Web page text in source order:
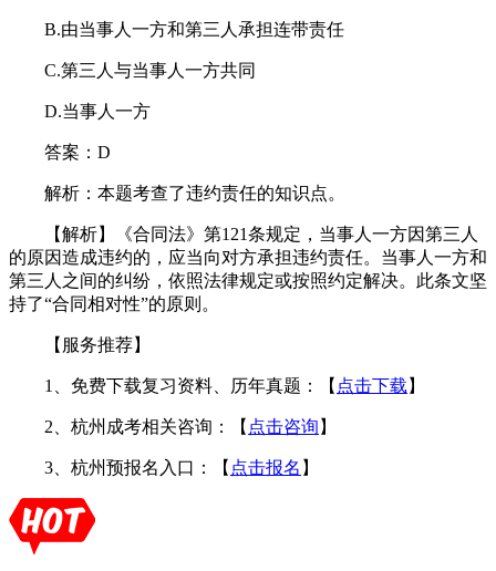
B.由当事人一方和第三人承担连带责任
C.第三人与当事人一方共同
D.当事人一方
答案：D
解析：本题考查了违约责任的知识点。
【解析】《合同法》第121条规定，当事人一方因第三人
的原因造成违约的，应当向对方承担违约责任。当事人一方和
第三人之间的纠纷，依照法律规定或按照约定解决。此条文坚
持了“合同相对性”的原则。
【服务推荐】
1、免费下载复习资料、历年真题：【 点击下载 】
2、杭州成考相关咨询：【 点击咨询 】
3、杭州预报名入口：【 点击报名 】